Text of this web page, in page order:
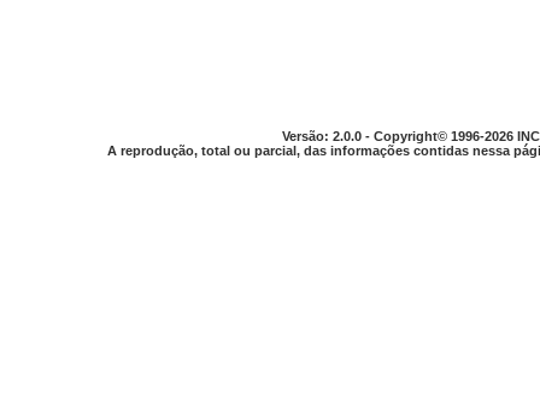
Versão: 2.0.0 - Copyright© 1996-2026
A reprodução, total ou parcial, das informações contidas nessa